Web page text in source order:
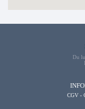
Du
CGV -